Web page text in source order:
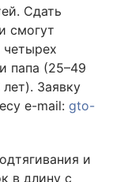
Сдать
смогут
папа (25–49
Заявку
e-mail: gto-
и
в длину с